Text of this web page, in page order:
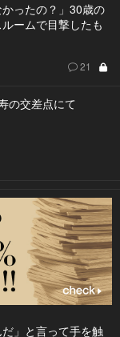
かったの？」30歳の
ームで目撃したも
21
の交差点にて
だ」と言って手を触